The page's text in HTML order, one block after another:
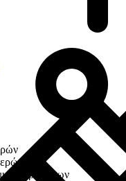
προϊόντων